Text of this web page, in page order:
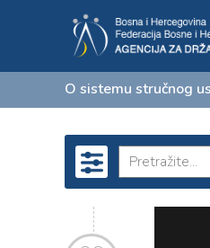
O sistemu stručnog